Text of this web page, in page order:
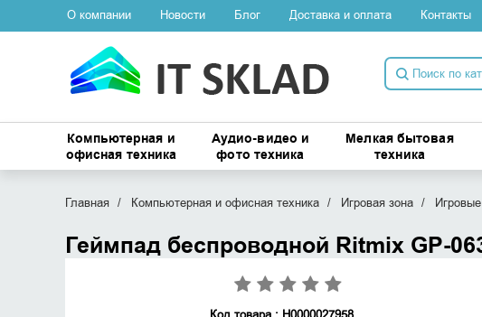
О компании Новости Блог Доставка и оплата Контакты
Компьютерная и
офисная техника
Аудио-видео и
фото техника
Мелкая бытовая
техника
Главная Компьютерная и офисная техника Игровая зона
Геймпад беспроводной Ritmix GP-